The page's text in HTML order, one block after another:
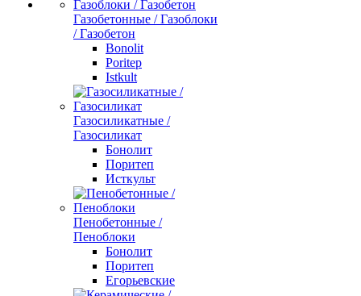
Газобетонные / Газоблоки
/ Газобетон
Bonolit
Poritep
Istkult
Газосиликатные /
Газосиликат
Бонолит
Поритеп
Исткульт
Пенобетонные /
Пеноблоки
Бонолит
Поритеп
Егорьевские